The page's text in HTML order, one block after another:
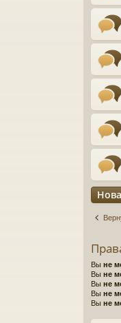
Вы не
Вы не
Вы не
Вы не
Вы не